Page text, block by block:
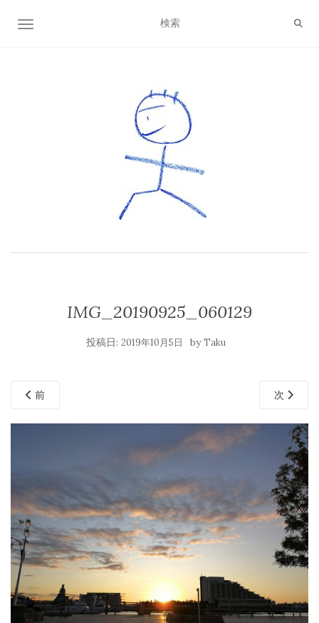
ナビゲーション切り替え
IMG_20190925_060129
投稿日: 2019年10月5日 byTaku
前 次